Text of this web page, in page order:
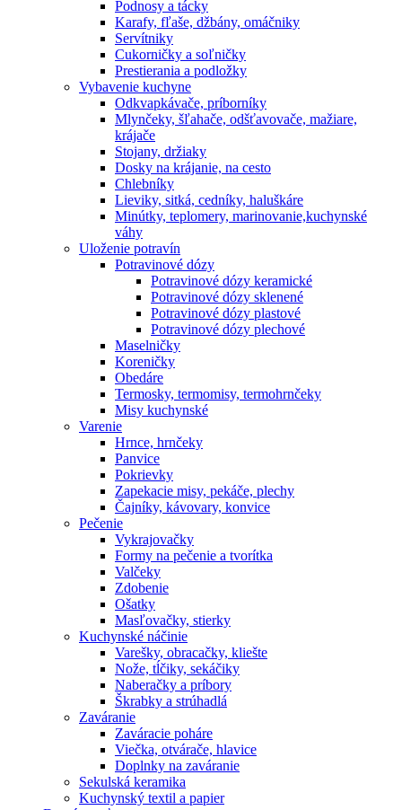
Podnosy a tácky
Karafy, fľaše, džbány, omáčniky
Servítniky
Cukorničky a soľničky
Prestierania a podložky
Vybavenie kuchyne
Odkvapkávače, príborníky
Mlynčeky, šľahače, odšťavovače, mažiare,
krájače
Stojany, držiaky
Dosky na krájanie, na cesto
Chlebníky
Lieviky, sitká, cedníky, haluškáre
Minútky, teplomery, marinovanie,kuchynské
váhy
Uloženie potravín
Potravinové dózy
Potravinové dózy keramické
Potravinové dózy sklenené
Potravinové dózy plastové
Potravinové dózy plechové
Maselničky
Koreničky
Obedáre
Termosky, termomisy, termohrnčeky
Misy kuchynské
Varenie
Hrnce, hrnčeky
Panvice
Pokrievky
Zapekacie misy, pekáče, plechy
Čajníky, kávovary, konvice
Pečenie
Vykrajovačky
Formy na pečenie a tvorítka
Valčeky
Zdobenie
Ošatky
Masľovačky, stierky
Kuchynské náčinie
Varešky, obracačky, kliešte
Nože, tĺčiky, sekáčiky
Naberačky a príbory
Škrabky a strúhadlá
Zaváranie
Zaváracie poháre
Viečka, otvárače, hlavice
Doplnky na zaváranie
Sekulská keramika
Kuchynský textil a papier